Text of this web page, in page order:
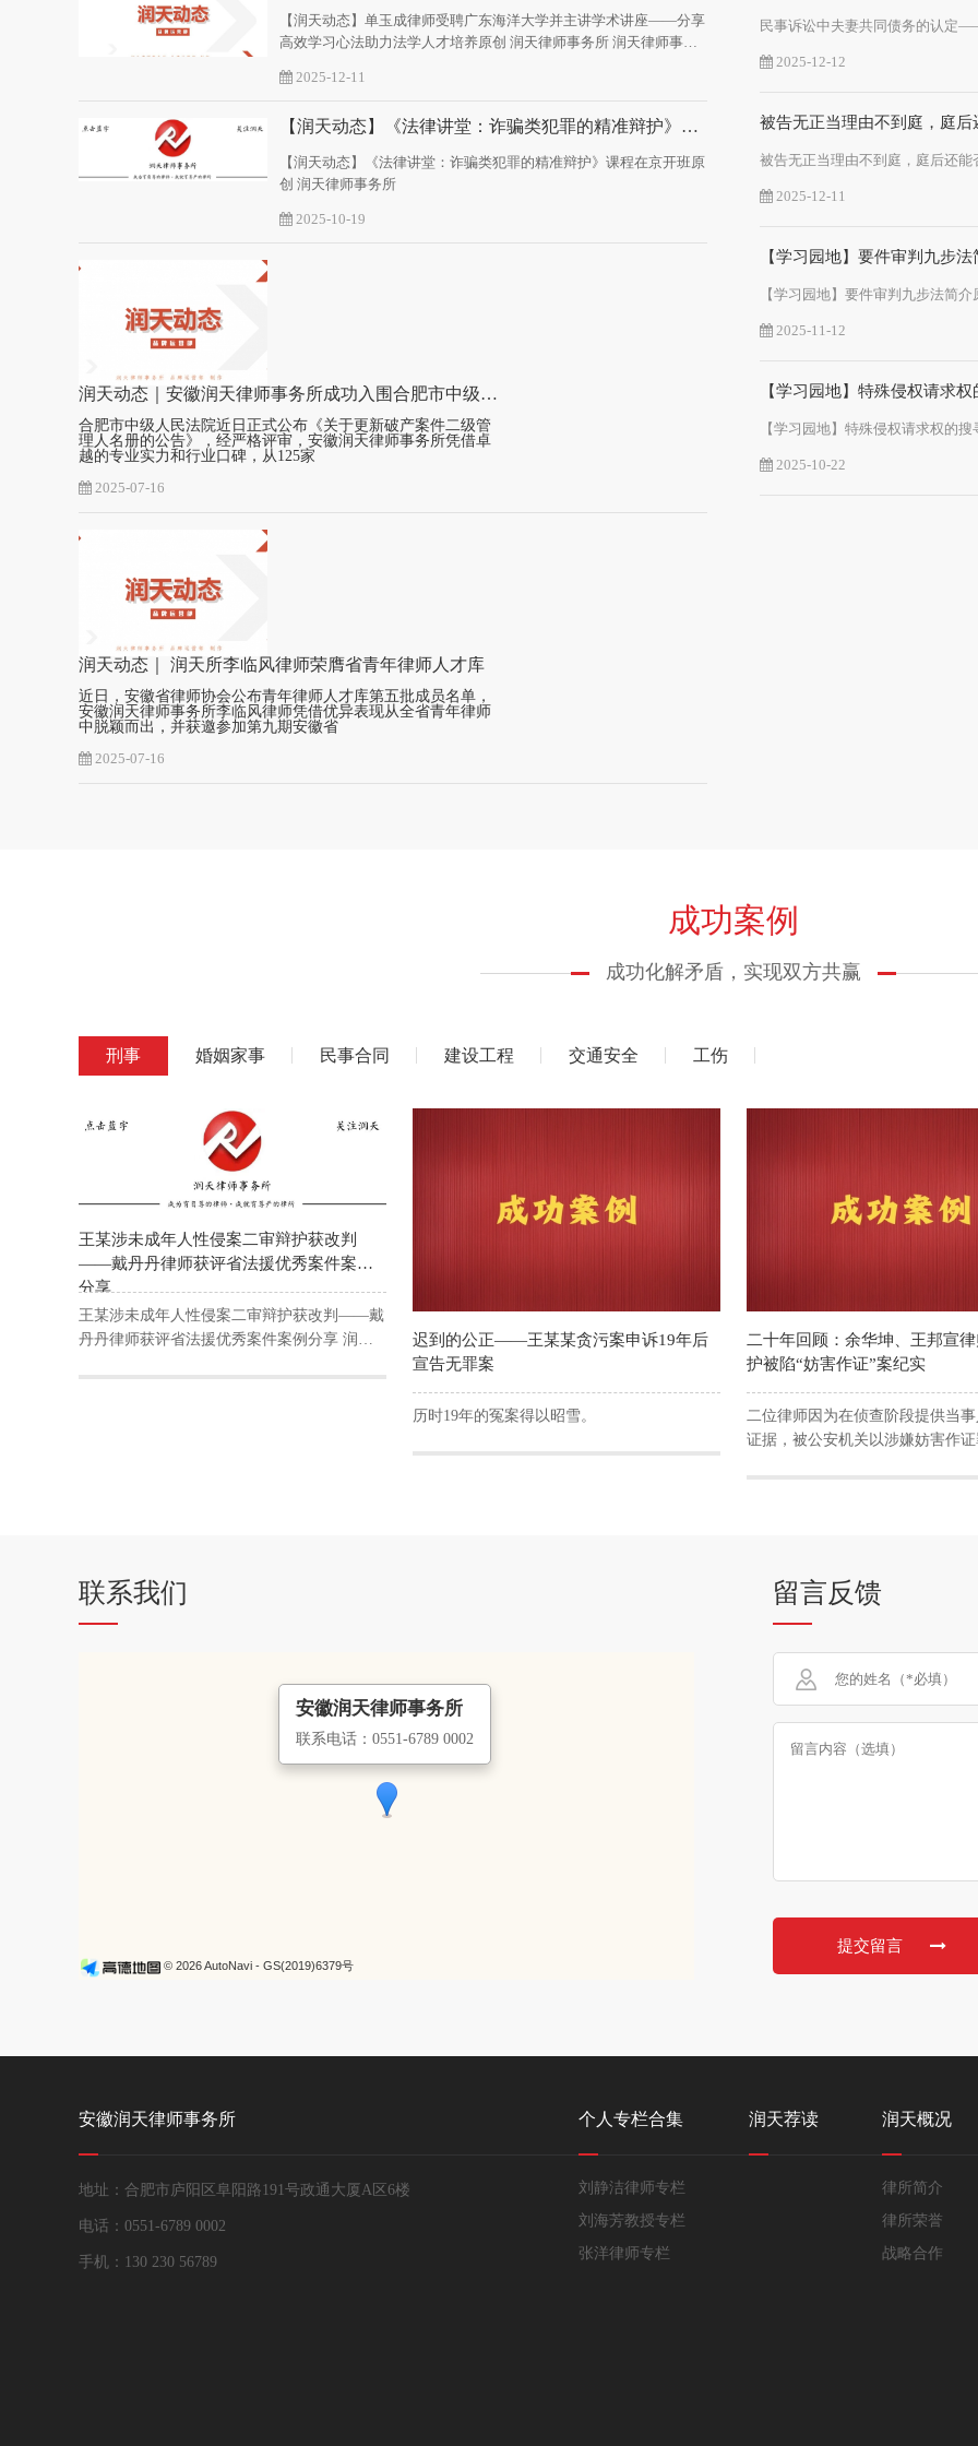
【润天动态】单玉成律师受聘广东海洋大学并主讲学术讲座——分享
高效学习心法助力法学人才培养原创 润天律师事务所 润天律师事务
2025-12-11
【润天动态】《法律讲堂：诈骗类犯罪的精准辩护》课程在京开班
【润天动态】《法律讲堂：诈骗类犯罪的精准辩护》课程在京开班原
创 润天律师事务所
2025-10-19
润天动态｜安徽润天律师事务所成功入围合肥市中级人民法院破产案件二级管理人名册
合肥市中级人民法院近日正式公布《关于更新破产案件二级管
理人名册的公告》，经严格评审，安徽润天律师事务所凭借卓
越的专业实力和行业口碑，从125家
2025-07-16
润天动态｜ 润天所李临风律师荣膺省青年律师人才库
近日，安徽省律师协会公布青年律师人才库第五批成员名单，
安徽润天律师事务所李临风律师凭借优异表现从全省青年律师
中脱颖而出，并获邀参加第九期安徽省
2025-07-16
2025-12-12
被告无正当理由不到庭，庭
2025-12-11
【学习园地】要件审判九步法
2025-11-12
【学习园地】特殊侵权请求
2025-10-22
成功案例
成功化解矛盾，实现双方共赢
刑事 婚姻家事 民事合同 建设工程 交通安全 工伤
王某涉未成年人性侵案二审辩护获改判
——戴丹丹律师获评省法援优秀案件案例
分享
王某涉未成年人性侵案二审辩护获改判——戴
丹丹律师获评省法援优秀案件案例分享 润天
迟到的公正——王某某贪污案申诉19年后
宣告无罪案
历时19年的冤案得以昭雪。
二十年回顾：余华坤、王邦宣
护被陷“妨害作证”案纪实
二位律师因为在侦查阶段提供当
证据，被公安机关以涉嫌妨害作
联系我们
安徽润天律师事务所
联系电话：0551-6789 0002
© 2026 AutoNavi - GS(2019)6379号
留言反馈
提交留言
安徽润天律师事务所
地址：合肥市庐阳区阜阳路191号政通大厦A区6楼
电话：0551-6789 0002
手机：130 230 56789
个人专栏合集
刘静洁律师专栏
刘海芳教授专栏
张洋律师专栏
润天荐读 润天概况
律所简介
律所荣誉
战略合作